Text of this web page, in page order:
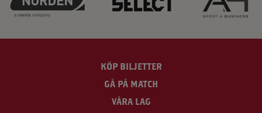
KÖP BILJETTER
GÅ PÅ MATCH
VÅRA LAG